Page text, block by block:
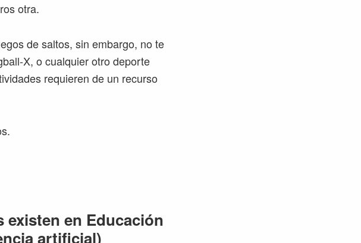
otra.
de saltos, sin embargo, no te
X, o cualquier otro deporte
requieren de un recurso
existen en Educación
artificial)